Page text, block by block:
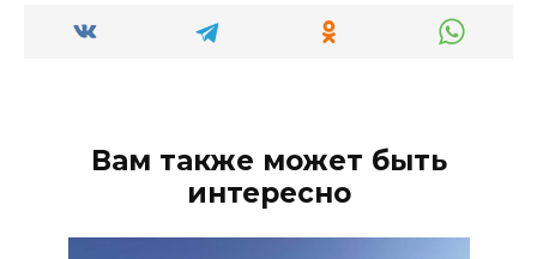
Вам также может быть
интересно